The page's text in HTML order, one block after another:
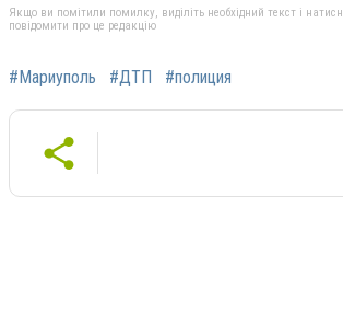
Якщо ви помітили помилку, виділіть необхідний текст і
повідомити про це редакцію
#Мариуполь #ДТП #полиция